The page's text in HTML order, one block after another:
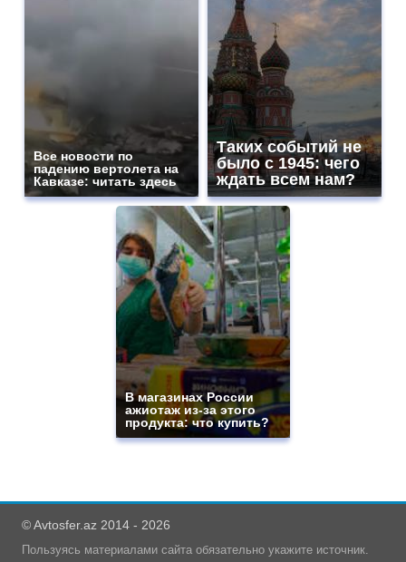
Все новости по
падению вертолета на
Кавказе: читать здесь
Таких событий не
было с 1945: чего
ждать всем нам?
В магазинах России
ажиотаж из-за этого
продукта: что купить?
© Avtosfer.az 2014 - 2026
Пользуясь материалами сайта обязательно укажите источник.